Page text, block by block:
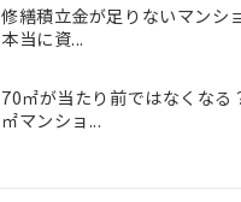
修繕積立金が足りないマンシ
本当に資...
70㎡が当たり前ではなくなる
㎡マンショ...